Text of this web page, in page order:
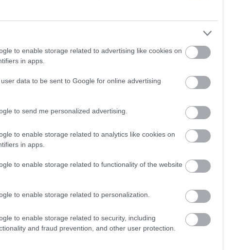
to enable storage related to advertising like cookies on
in apps.
data to be sent to Google for online advertising
to send me personalized advertising.
to enable storage related to analytics like cookies on
in apps.
to enable storage related to functionality of the website
to enable storage related to personalization.
to enable storage related to security, including
and fraud prevention, and other user protection.
Σταϊκούρα
παραγωγική συζήτηση για έργα
κυριότερα:
Εύβοια – Δείτε πού
06.08.2026 | 19:20
Ο μεγαλύτερος
της Ευρώπης
κατασκευάζεται
στην Ελλάδα – Πού
06.08.2026 | 19:00
Συγκίνηση στην
Εύβοια: Νέοι από τη
συνόδευσαν την
Ιερή Εικόνα